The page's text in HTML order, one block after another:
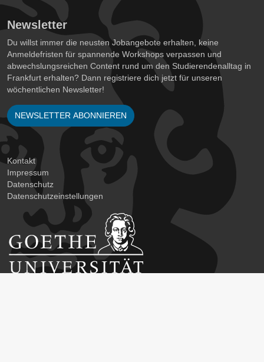
Newsletter
Du willst immer die neusten Jobangebote erhalten, keine
Anmeldefristen für spannende Workshops verpassen und
abwechslungsreichen Content rund um den Studierendenalltag in
Frankfurt erhalten? Dann registriere dich jetzt für unseren
wöchentlichen Newsletter!
NEWSLETTER ABONNIEREN
Kontakt
Impressum
Datenschutz
Datenschutzeinstellungen